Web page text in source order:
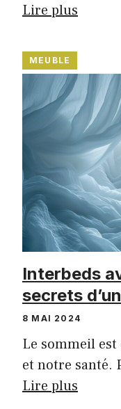
Lire plus
MEUBLE
Interbeds
secrets
8 MAI 2024
Le sommeil
et notre
Lire plus